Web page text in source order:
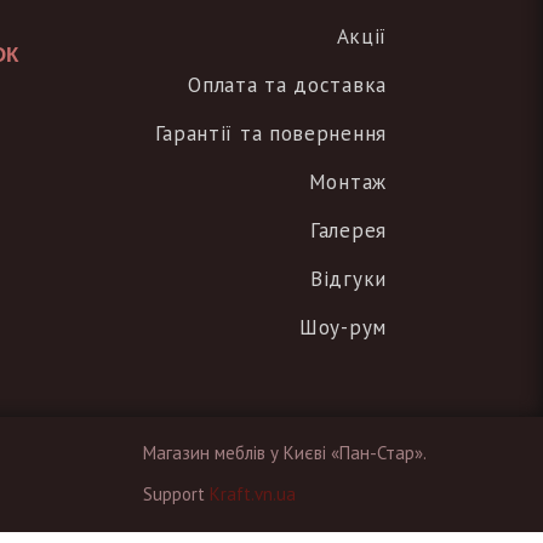
Акції
Оплата та доставка
Гарантії та повернення
Монтаж
Галерея
Відгуки
Шоу-рум
Магазин меблів у Києві «Пан-Стар».
Support Kraft.vn.ua